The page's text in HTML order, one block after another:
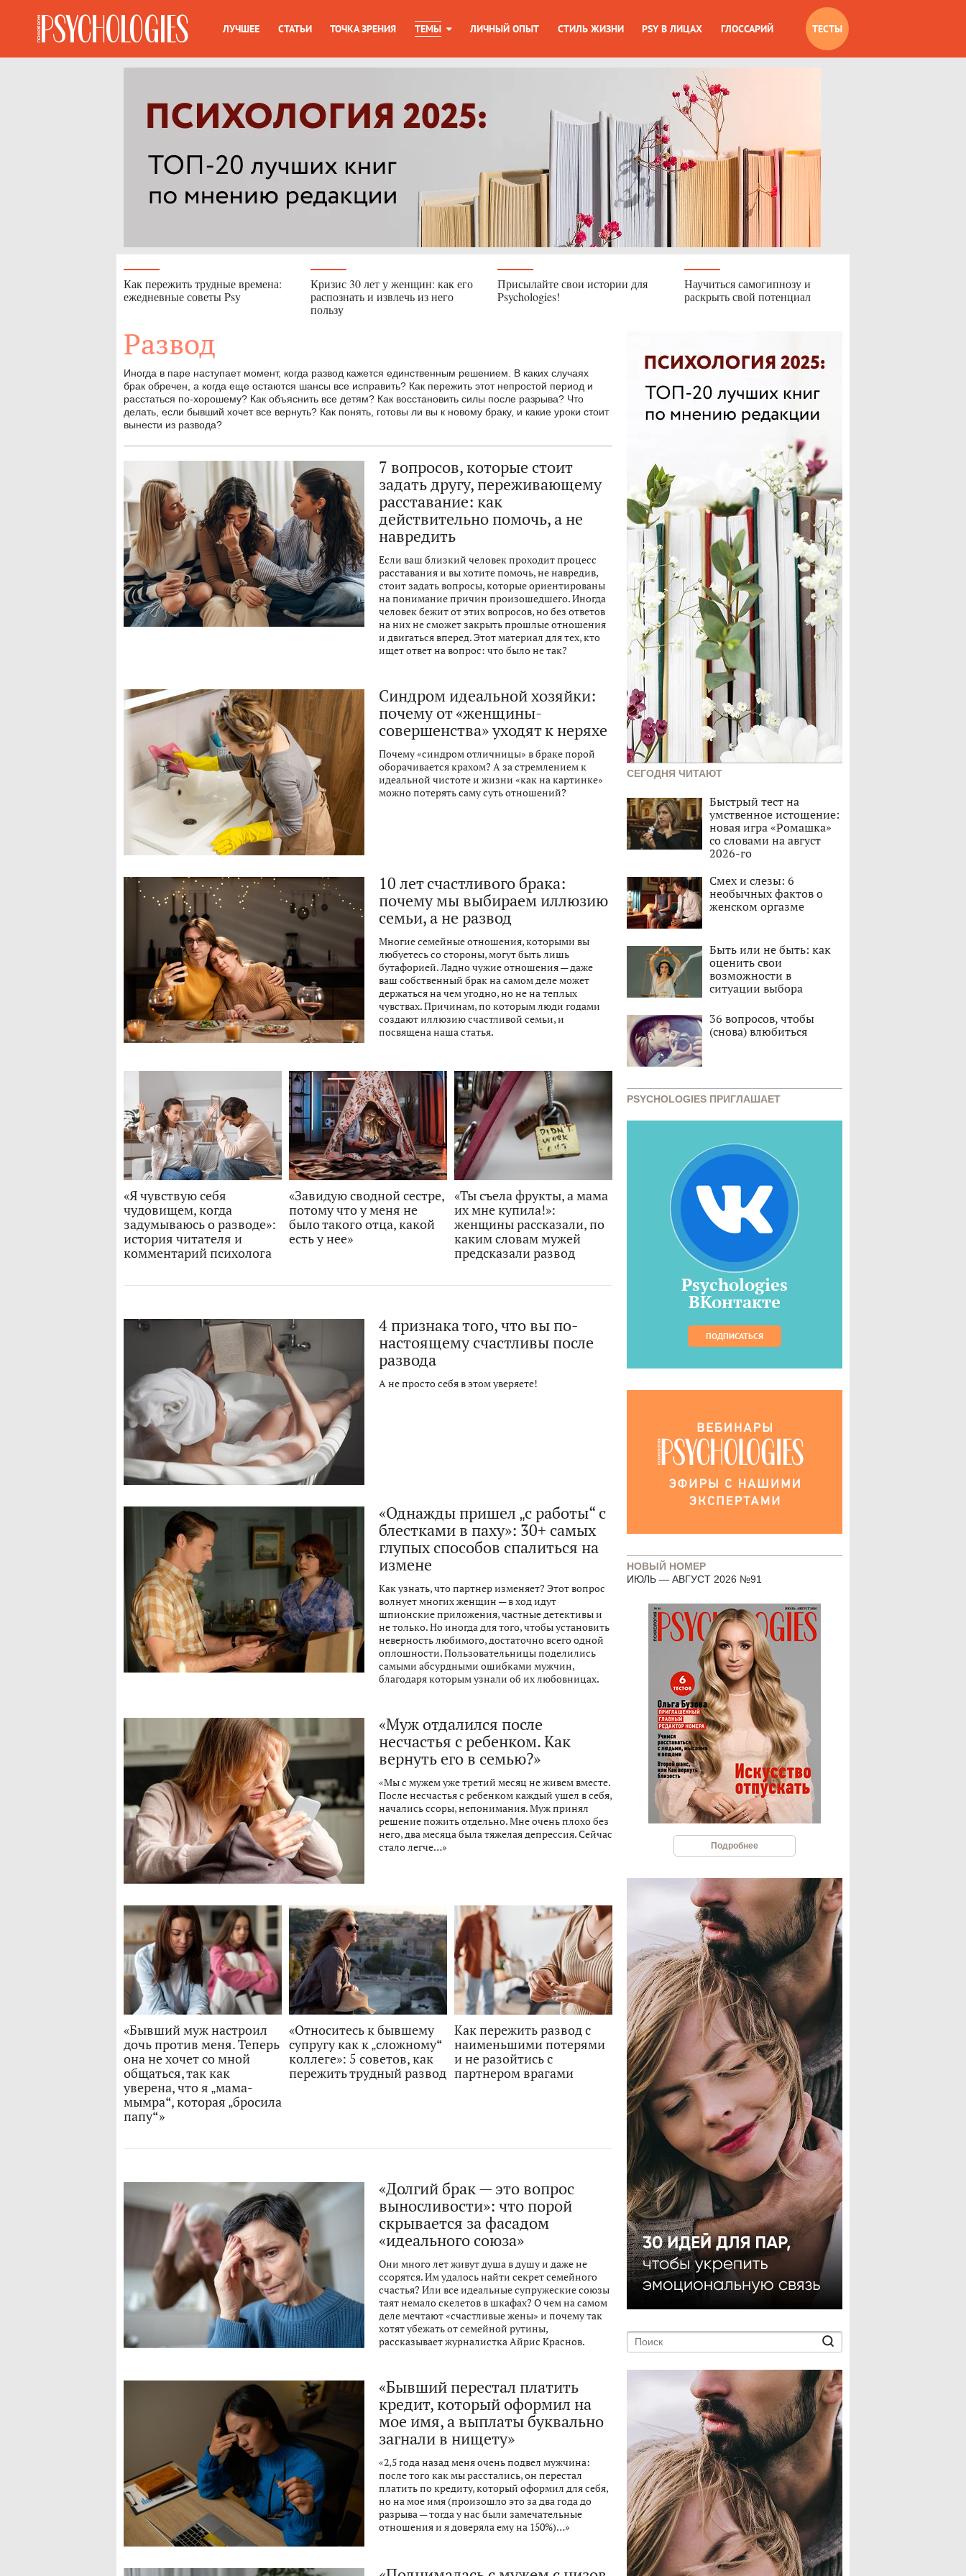
ЛУЧШЕЕ СТАТЬИ ТОЧКА ЗРЕНИЯ ТЕМЫ ЛИЧНЫЙ ОПЫТ СТИЛЬ ЖИЗНИ PSY В ЛИЦАХ ГЛОССАРИЙ ТЕСТЫ
Как пережить трудные времена:
ежедневные советы Psy
Кризис 30 лет у женщин: как его
распознать и извлечь из него
пользу
Присылайте свои истории для
Psychologies!
Научиться самогипнозу и
раскрыть свой потенциал
Развод
Иногда в паре наступает момент, когда развод кажется единственным решением. В каких случаях
брак обречен, а когда еще остаются шансы все исправить? Как пережить этот непростой период и
расстаться по-хорошему? Как объяснить все детям? Как восстановить силы после разрыва? Что
делать, если бывший хочет все вернуть? Как понять, готовы ли вы к новому браку, и какие уроки стоит
вынести из развода?
7 вопросов, которые стоит
задать другу, переживающему
расставание: как
действительно помочь, а не
навредить
Если ваш близкий человек проходит процесс
расставания и вы хотите помочь, не навредив,
стоит задать вопросы, которые ориентированы
на понимание причин произошедшего. Иногда
человек бежит от этих вопросов, но без ответов
на них не сможет закрыть прошлые отношения
и двигаться вперед. Этот материал для тех, кто
ищет ответ на вопрос: что было не так?
Синдром идеальной хозяйки:
почему от «женщины-
совершенства» уходят к неряхе
Почему «синдром отличницы» в браке порой
оборачивается крахом? А за стремлением к
идеальной чистоте и жизни «как на картинке»
можно потерять саму суть отношений?
10 лет счастливого брака:
почему мы выбираем иллюзию
семьи, а не развод
Многие семейные отношения, которыми вы
любуетесь со стороны, могут быть лишь
бутафорией. Ладно чужие отношения — даже
ваш собственный брак на самом деле может
держаться на чем угодно, но не на теплых
чувствах. Причинам, по которым люди годами
создают иллюзию счастливой семьи, и
посвящена наша статья.
«Я чувствую себя
чудовищем, когда
задумываюсь о разводе»:
история читателя и
комментарий психолога
«Завидую сводной сестре,
потому что у меня не
было такого отца, какой
есть у нее»
«​​Ты съела фрукты, а мама
их мне купила!»:
женщины рассказали, по
каким словам мужей
предсказали развод
4 признака того, что вы по-
настоящему счастливы после
развода
А не просто себя в этом уверяете!
«Однажды пришел „с работы“ с
блестками в паху»: 30+ самых
глупых способов спалиться на
измене
Как узнать, что партнер изменяет? Этот вопрос
волнует многих женщин — в ход идут
шпионские приложения, частные детективы и
не только. Но иногда для того, чтобы установить
неверность любимого, достаточно всего одной
оплошности. Пользовательницы поделились
самыми абсурдными ошибками мужчин,
благодаря которым узнали об их любовницах.
«Муж отдалился после
несчастья с ребенком. Как
вернуть его в семью?»
«Мы с мужем уже третий месяц не живем вместе.
После несчастья с ребенком каждый ушел в себя,
начались ссоры, непонимания. Муж принял
решение пожить отдельно. Мне очень плохо без
него, два месяца была тяжелая депрессия. Сейчас
стало легче…»
«Бывший муж настроил
дочь против меня. Теперь
она не хочет со мной
общаться, так как
уверена, что я „мама-
мымра“, которая „бросила
папу“»
«Относитесь к бывшему
супругу как к „сложному“
коллеге»: 5 советов, как
пережить трудный развод
Как пережить развод с
наименьшими потерями
и не разойтись с
партнером врагами
«Долгий брак — это вопрос
выносливости»: что порой
скрывается за фасадом
«идеального союза»
Они много лет живут душа в душу и даже не
ссорятся. Им удалось найти секрет семейного
счастья? Или все идеальные супружеские союзы
таят немало скелетов в шкафах? О чем на самом
деле мечтают «счастливые жены» и почему так
хотят убежать от семейной рутины,
рассказывает журналистка Айрис Краснов.
«Бывший перестал платить
кредит, который оформил на
мое имя, а выплаты буквально
загнали в нищету»
«2,5 года назад меня очень подвел мужчина:
после того как мы расстались, он перестал
платить по кредиту, который оформил для себя,
но на мое имя (произошло это за два года до
разрыва — тогда у нас были замечательные
отношения и я доверяла ему на 150%)…»
СЕГОДНЯ ЧИТАЮТ
Быстрый тест на
умственное истощение:
новая игра «Ромашка»
со словами на август
2026-го
Смех и слезы: 6
необычных фактов о
женском оргазме
Быть или не быть: как
оценить свои
возможности в
ситуации выбора
36 вопросов, чтобы
(снова) влюбиться
PSYCHOLOGIES ПРИГЛАШАЕТ
Psychologies
ВКонтакте
ПОДПИСАТЬСЯ
НОВЫЙ НОМЕР
ИЮЛЬ — АВГУСТ 2026 №91
Подробнее